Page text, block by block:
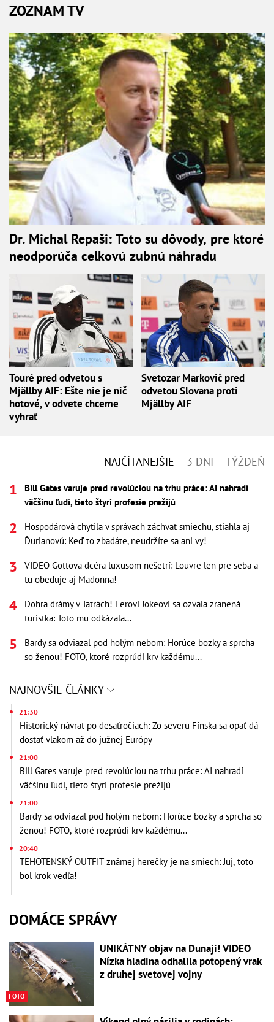
ZOZNAM TV
Dr. Michal Repaši: Toto su dôvody, pre ktoré
neodporúča celkovú zubnú náhradu
Touré pred odvetou s
Mjällby AIF: Ešte nie je nič
hotové, v odvete chceme
vyhrať
Svetozar Markovič pred
odvetou Slovana proti
Mjällby AIF
NAJČÍTANEJŠIE 3 DNI TÝŽDEŇ
Bill Gates varuje pred revolúciou na trhu práce: AI nahradí
väčšinu ľudí, tieto štyri profesie prežijú
Hospodárová chytila v správach záchvat smiechu, stiahla aj
Ďurianovú: Keď to zbadáte, neudržíte sa ani vy!
VIDEO Gottova dcéra luxusom nešetrí: Louvre len pre seba a
tu obeduje aj Madonna!
Dohra drámy v Tatrách! Ferovi Jokeovi sa ozvala zranená
turistka: Toto mu odkázala...
Bardy sa odviazal pod holým nebom: Horúce bozky a sprcha
so ženou! FOTO, ktoré rozprúdi krv každému...
NAJNOVŠIE ČLÁNKY
21:30
Historický návrat po desaťročiach: Zo severu Fínska sa opäť dá
dostať vlakom až do južnej Európy
21:00
Bill Gates varuje pred revolúciou na trhu práce: AI nahradí
väčšinu ľudí, tieto štyri profesie prežijú
21:00
Bardy sa odviazal pod holým nebom: Horúce bozky a sprcha so
ženou! FOTO, ktoré rozprúdi krv každému...
20:40
TEHOTENSKÝ OUTFIT známej herečky je na smiech: Juj, toto
bol krok vedľa!
DOMÁCE SPRÁVY
FOTO
UNIKÁTNY objav na Dunaji! VIDEO
Nízka hladina odhalila potopený vrak
z druhej svetovej vojny